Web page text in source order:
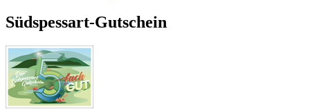
Südspessart-Gutschein